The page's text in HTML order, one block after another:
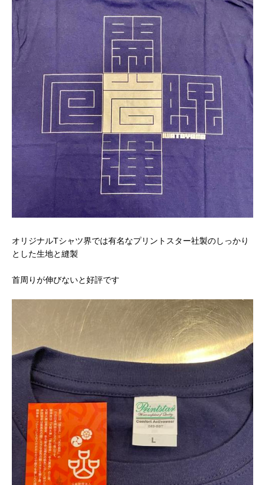
オリジナルTシャツ界では有名なプリントスター社製のしっかり
とした生地と縫製
首周りが伸びないと好評です